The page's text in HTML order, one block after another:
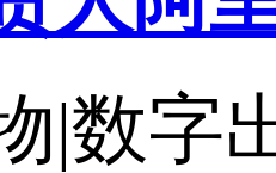
|数字